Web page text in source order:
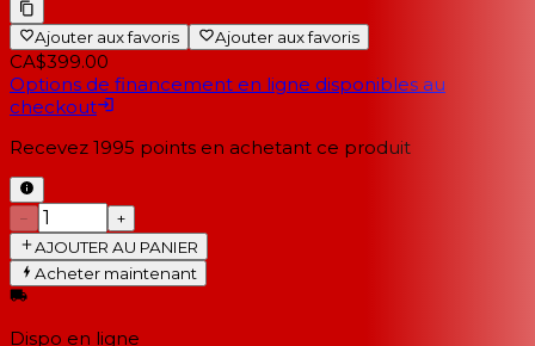
Ajouter aux favoris Ajouter aux favoris
CA$399.00
Options de financement en ligne disponibles au
checkout
Recevez 1995 points en achetant ce produit
−
+
AJOUTER AU PANIER
Acheter maintenant
Dispo en ligne